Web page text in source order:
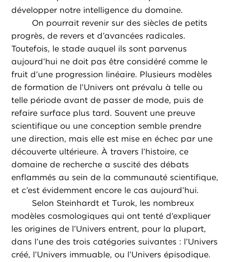
développer notre intelligence du domaine.
On pourrait revenir sur des siècles de petits
progrès, de revers et d’avancées radicales.
Toutefois, le stade auquel ils sont parvenus
aujourd’hui ne doit pas être considéré comme le
fruit d’une progression linéaire. Plusieurs modèles
de formation de l’Univers ont prévalu à telle ou
telle période avant de passer de mode, puis de
refaire surface plus tard. Souvent une preuve
scientifique ou une conception semble prendre
une direction, mais elle est mise en échec par une
découverte ultérieure. À travers l’histoire, ce
domaine de recherche a suscité des débats
enflammés au sein de la communauté scientifique,
et c’est évidemment encore le cas aujourd’hui.
Selon Steinhardt et Turok, les nombreux
modèles cosmologiques qui ont tenté d’expliquer
les origines de l’Univers entrent, pour la plupart,
dans l’une des trois catégories suivantes : l’Univers
créé, l’Univers immuable, ou l’Univers épisodique.